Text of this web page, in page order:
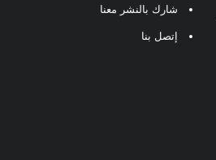
شارك بالنشر معنا
إتصل بنا